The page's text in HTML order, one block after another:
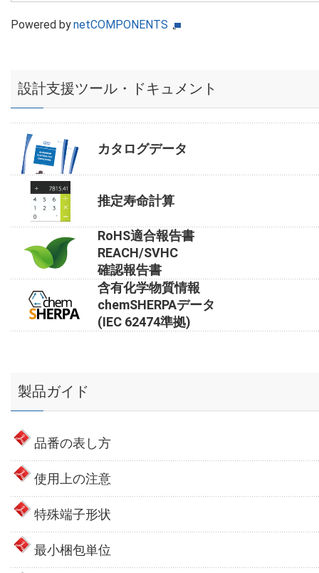
Powered bynetCOMPONENTS
設計支援ツール・ドキュメント
カタログデータ
推定寿命計算
RoHS適合報告書
REACH/SVHC
確認報告書
含有化学物質情報
chemSHERPAデータ
(IEC 62474準拠)
製品ガイド
品番の表し方
使用上の注意
特殊端子形状
最小梱包単位